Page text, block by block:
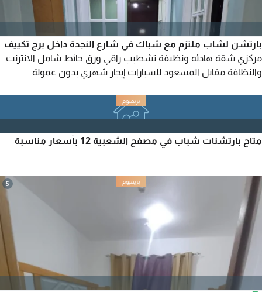
بارتشن لشاب ملتزم مع شباك في شارع النجدة داخل برج تكييف
مركزي شقة هادئه ونظيفة تشطيب راقي ورق حائط شامل الانترنت
والنظافة مقابل المسعود للسيارات إيجار شهري بدون عمولة
متاح بارتشنات شباب في مصفح الشعبية 12 بأسعار مناسبة
5